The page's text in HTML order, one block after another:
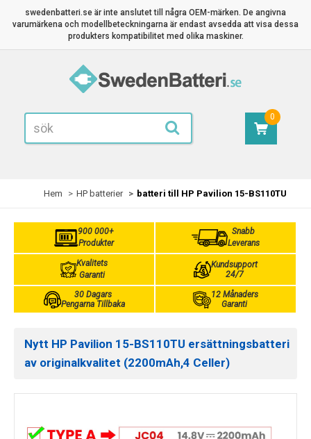
swedenbatteri.se är inte anslutet till några OEM-märken. De angivna
varumärkena och modellbeteckningarna är endast avsedda att visa dessa
produkters kompatibilitet med olika maskiner.
0
Hem HP batterier batteri till HP Pavilion 15-BS110TU
900 000+
Produkter
Snabb
Leverans
Kvalitets
Garanti
Kundsupport
24/7
30 Dagars
Pengarna Tillbaka
12 Månaders
Garanti
Nytt HP Pavilion 15-BS110TU ersättningsbatteri
av originalkvalitet (2200mAh,4 Celler)